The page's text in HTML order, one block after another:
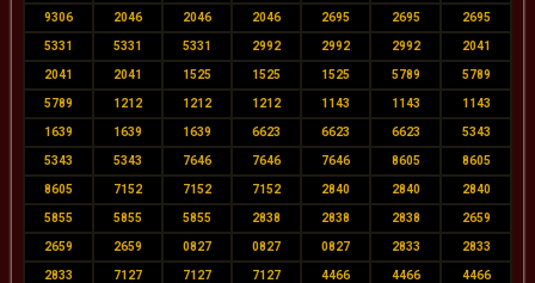
9306 2046 2046 2046 2695 2695 2695
5331 5331 5331 2992 2992 2992 2041
2041 2041 1525 1525 1525 5789 5789
5789 1212 1212 1212 1143 1143 1143
1639 1639 1639 6623 6623 6623 5343
5343 5343 7646 7646 7646 8605 8605
8605 7152 7152 7152 2840 2840 2840
5855 5855 5855 2838 2838 2838 2659
2659 2659 0827 0827 0827 2833 2833
2833 7127 7127 7127 4466 4466 4466